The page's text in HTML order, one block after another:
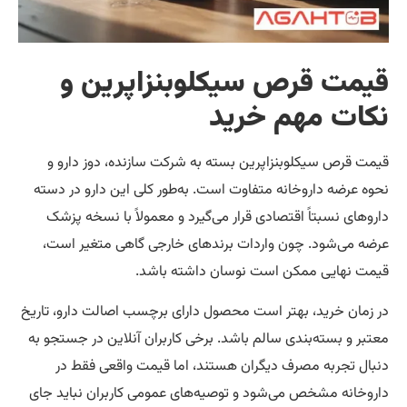
قرص سیکلوبنزاپرین و
مهم خرید
سیکلوبنزاپرین بسته به شرکت سازنده، دوز دارو و
داروخانه متفاوت است. به‌طور کلی این دارو در دسته
نسبتاً اقتصادی قرار می‌گیرد و معمولاً با نسخه پزشک
چون واردات برندهای خارجی گاهی متغیر است،
نهایی ممکن است نوسان داشته باشد.
خرید، بهتر است محصول دارای برچسب اصالت دارو، تاریخ
و بسته‌بندی سالم باشد. برخی کاربران آنلاین در جستجو به
تجربه مصرف دیگران هستند، اما قیمت واقعی فقط در
مشخص می‌شود و توصیه‌های عمومی کاربران نباید جای